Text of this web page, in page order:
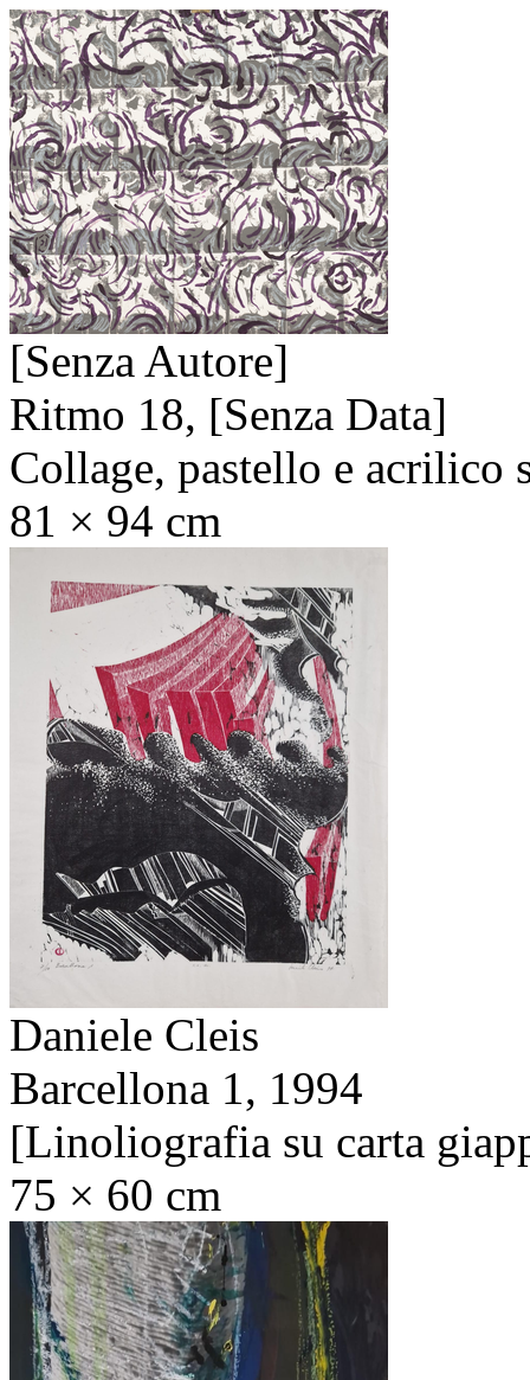
[Senza Autore]
Ritmo 18, [Senza Data]
Collage, pastello e acrilico
81 × 94 cm
Daniele Cleis
Barcellona 1, 1994
[Linoliografia su carta
75 × 60 cm